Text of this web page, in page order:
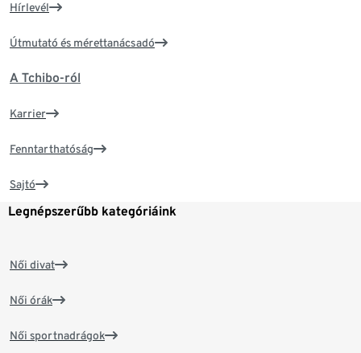
Hírlevél
Útmutató és mérettanácsadó
A Tchibo-ról
Karrier
Fenntarthatóság
Sajtó
Legnépszerűbb kategóriáink
Női divat
Női órák
Női sportnadrágok